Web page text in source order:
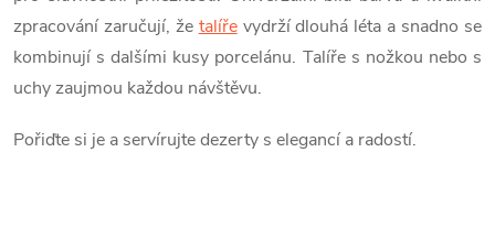
u
zpracování zaručují, že talířevydrží dlouhá léta a snadno se
kombinují s dalšími kusy porcelánu. Talíře s nožkou nebo s
uchy zaujmou každou návštěvu.
Pořiďte si je a servírujte dezerty s elegancí a radostí.